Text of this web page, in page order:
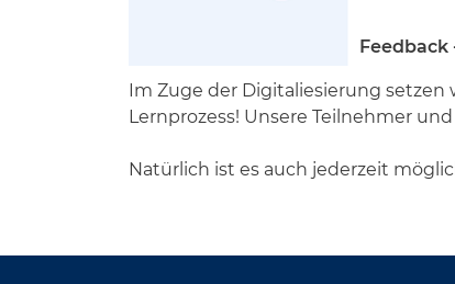
Im Zuge der Digitaliesierung setzen
Lernprozess! Unsere Teilnehmer
Natürlich ist es auch jederzeit